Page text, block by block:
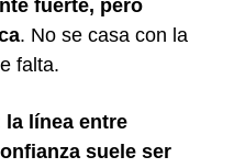
fuerte, pero
. No se casa con la
falta.
la línea entre
suele ser